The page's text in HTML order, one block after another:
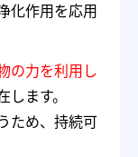
化作用を応用
の力を利用し
します。
ため、持続可